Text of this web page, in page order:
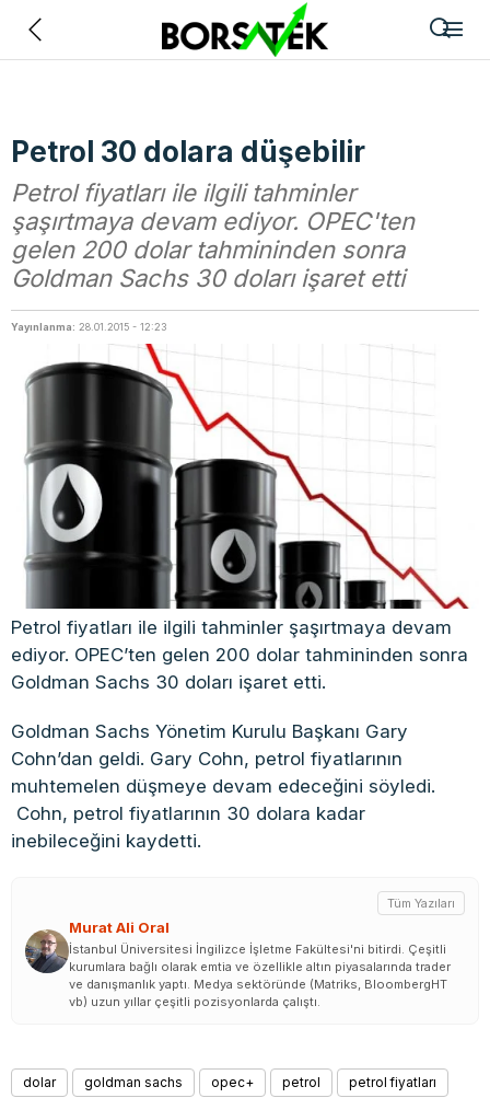
Petrol 30 dolara düşebilir
Petrol fiyatları ile ilgili tahminler
şaşırtmaya devam ediyor. OPEC'ten
gelen 200 dolar tahmininden sonra
Goldman Sachs 30 doları işaret etti
Yayınlanma: 28.01.2015 - 12:23
Petrol fiyatları ile ilgili tahminler şaşırtmaya devam
ediyor. OPEC’ten gelen 200 dolar tahmininden sonra
Goldman Sachs 30 doları işaret etti.
Goldman Sachs Yönetim Kurulu Başkanı Gary
Cohn’dan geldi. Gary Cohn, petrol fiyatlarının
muhtemelen düşmeye devam edeceğini söyledi.
Cohn, petrol fiyatlarının 30 dolara kadar
inebileceğini kaydetti.
Murat Ali Oral
Tüm Yazıları
İstanbul Üniversitesi İngilizce İşletme Fakültesi'ni bitirdi. Çeşitli
kurumlara bağlı olarak emtia ve özellikle altın piyasalarında trader
ve danışmanlık yaptı. Medya sektöründe (Matriks, BloombergHT
vb) uzun yıllar çeşitli pozisyonlarda çalıştı.
dolar goldman sachs opec+ petrol
petrol fiyatları